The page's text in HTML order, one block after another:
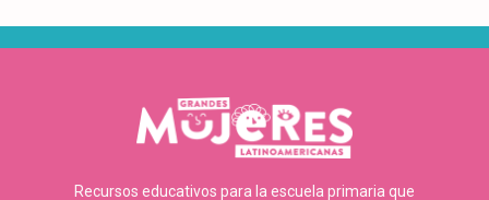
Recursos educativos para la escuela primaria que